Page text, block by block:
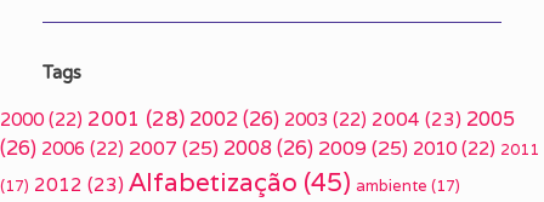
Tags
2000 (22) 2001 (28) 2002(26) 2003 (22) 2004 (23) 2005
(26) 2006 (22) 2007 (25) 2008(26) 2009(25) 2010 (22) 2011
(17) 2012 (23) Alfabetização (45) ambiente (17)